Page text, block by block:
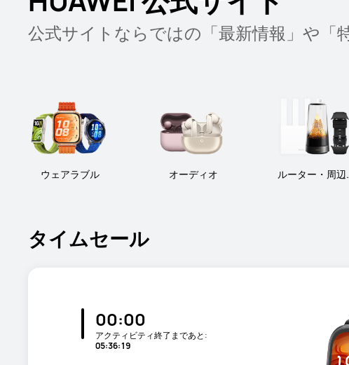
公式サイトならではの「最新情報」や「
ウェアラブル オーディオ
ルーター・周辺
タイムセール
00:00
アクティビティ終了まであと:
05:36:17